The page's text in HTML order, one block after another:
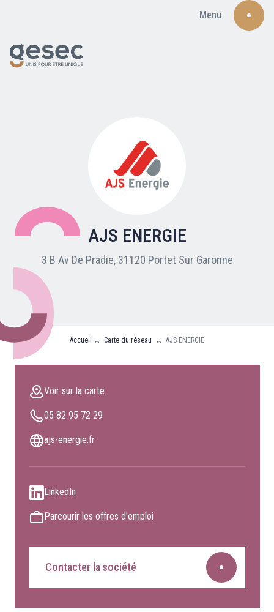
Menu
Nos adhérents
Carte du réseau
Nos partenaires
Clients professionnels
AJS ENERGIE
3 B Av De Pradie, 31120 Portet Sur Garonne
Accueil Carte du réseau AJS ENERGIE
Voir sur la carte
05 82 95 72 29
ajs-energie.fr
LinkedIn
Parcourir les offres d'emploi
Contacter la société